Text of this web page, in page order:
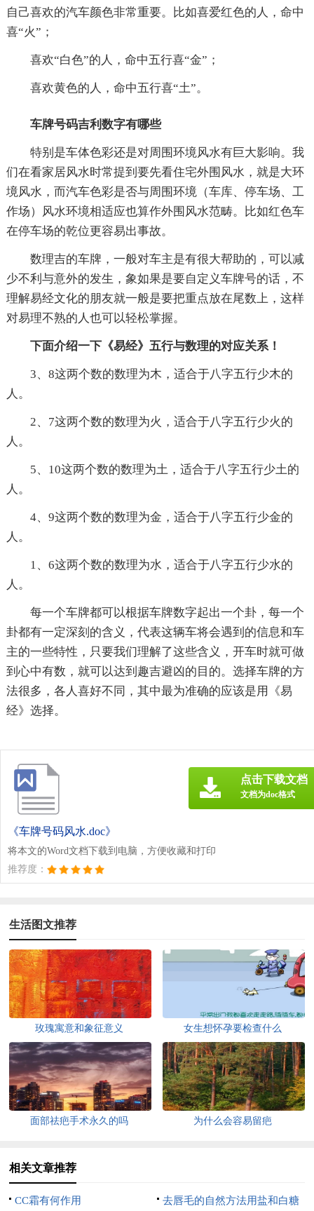
自己喜欢的汽车颜色非常重要。比如喜爱红色的人，命中
喜“火”；
喜欢“白色”的人，命中五行喜“金”；
喜欢黄色的人，命中五行喜“土”。
车牌号码吉利数字有哪些
特别是车体色彩还是对周围环境风水有巨大影响。我
们在看家居风水时常提到要先看住宅外围风水，就是大环
境风水，而汽车色彩是否与周围环境（车库、停车场、工
作场）风水环境相适应也算作外围风水范畴。比如红色车
在停车场的乾位更容易出事故。
数理吉的车牌，一般对车主是有很大帮助的，可以减
少不利与意外的发生，象如果是要自定义车牌号的话，不
理解易经文化的朋友就一般是要把重点放在尾数上，这样
对易理不熟的人也可以轻松掌握。
下面介绍一下《易经》五行与数理的对应关系！
3、8这两个数的数理为木，适合于八字五行少木的
人。
2、7这两个数的数理为火，适合于八字五行少火的
人。
5、10这两个数的数理为土，适合于八字五行少土的
人。
4、9这两个数的数理为金，适合于八字五行少金的
人。
1、6这两个数的数理为水，适合于八字五行少水的
人。
每一个车牌都可以根据车牌数字起出一个卦，每一个
卦都有一定深刻的含义，代表这辆车将会遇到的信息和车
主的一些特性，只要我们理解了这些含义，开车时就可做
到心中有数，就可以达到趣吉避凶的目的。选择车牌的方
法很多，各人喜好不同，其中最为准确的应该是用《易
经》选择。
《车牌号码风水.doc》
将本文的Word文档下载到电脑，方便收藏和打印
推荐度：
点击下载文档
文档为doc格式
生活图文推荐
玫瑰寓意和象征意义 女生想怀孕要检查什么
面部祛疤手术永久的吗 为什么会容易留疤
相关文章推荐
CC霜有何作用 去唇毛的自然方法用盐和白糖